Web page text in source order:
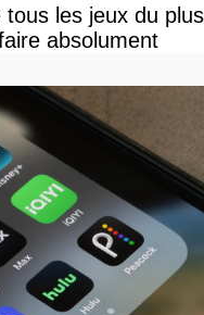
les jeux du plus
absolument